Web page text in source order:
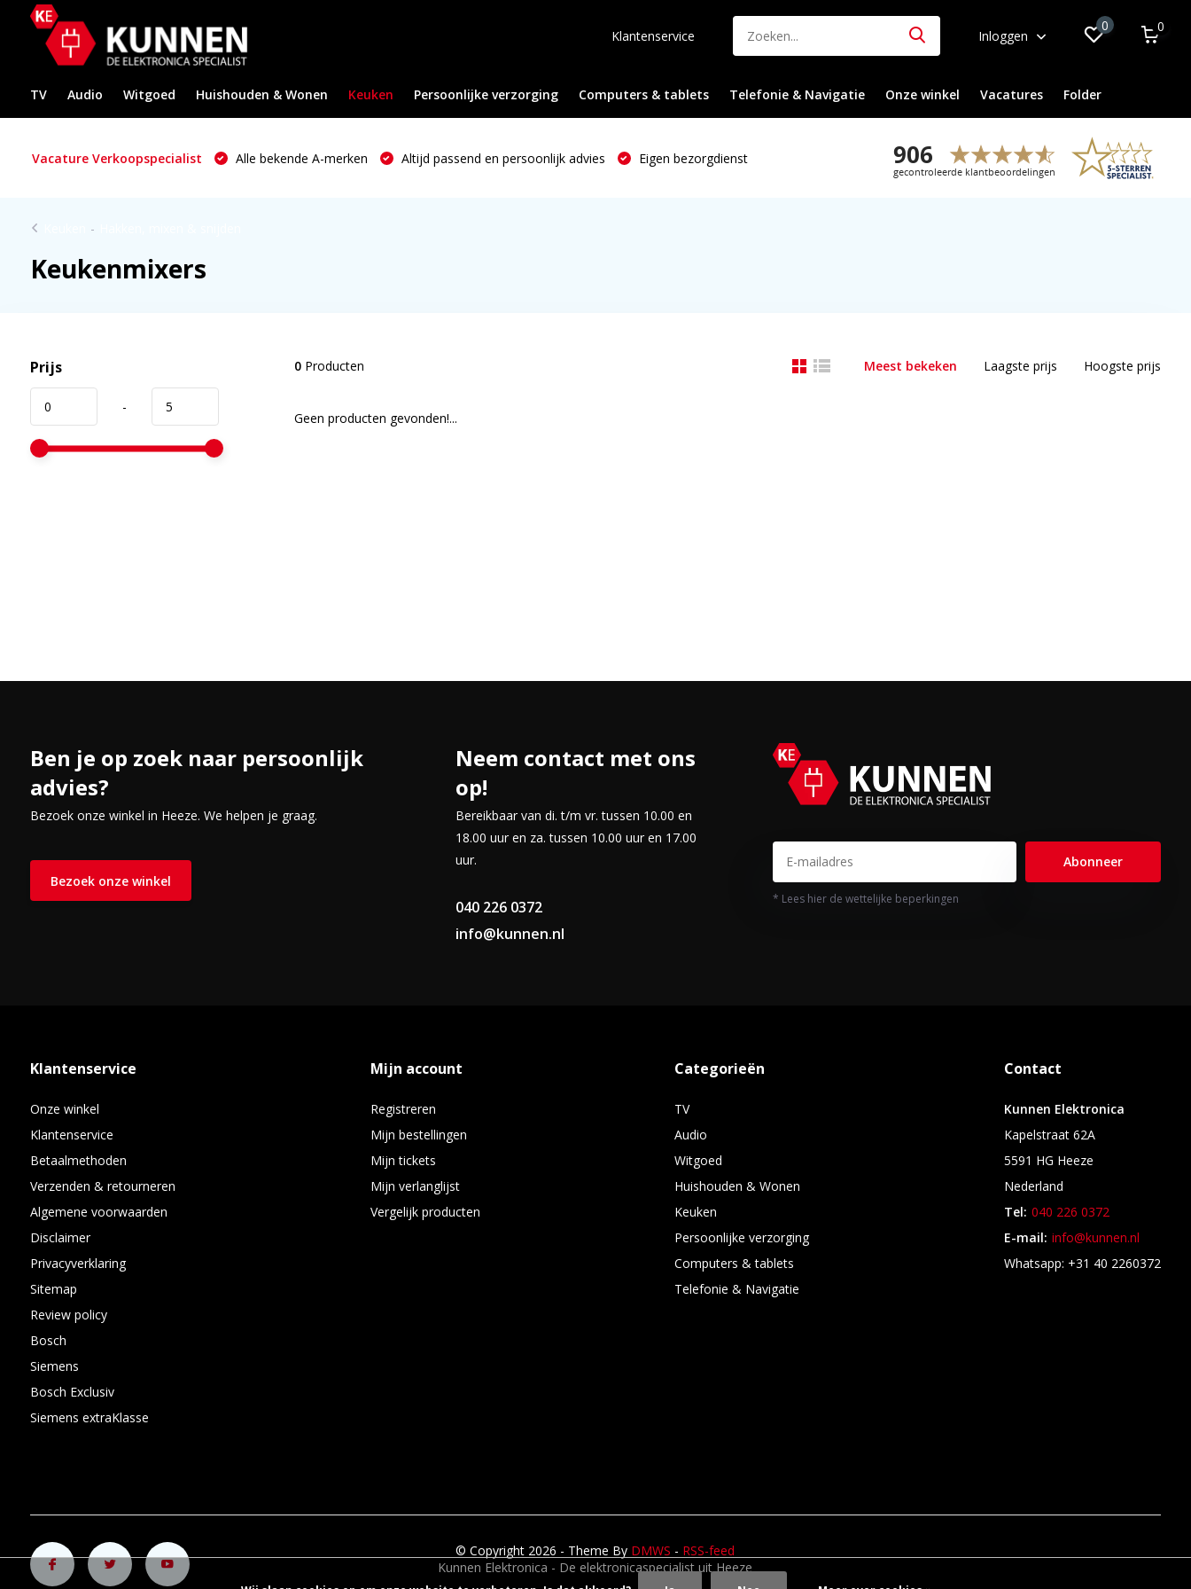
Klantenservice Inloggen
0 0
TV Audio Witgoed Huishouden & Wonen Keuken Persoonlijke verzorging Computers & tablets Telefonie & Navigatie Onze winkel Vacatures Folder
Vacature Verkoopspecialist Alle bekende A-merken Altijd passend en persoonlijk advies Eigen bezorgdienst
-
Keukenmixers
Prijs
-
0Producten Meest bekeken Laagste prijs Hoogste prijs
Geen producten gevonden!...
Ben je op zoek naar persoonlijk
advies?
Bezoek onze winkel in Heeze. We helpen je graag.
Bezoek onze winkel
Neem contact met ons
op!
Bereikbaar van di. t/m vr. tussen 10.00 en
18.00 uur en za. tussen 10.00 uur en 17.00
uur.
040 226 0372
info@kunnen.nl
Abonneer
* Lees hier de wettelijke beperkingen
Klantenservice
Onze winkel
Klantenservice
Betaalmethoden
Verzenden & retourneren
Algemene voorwaarden
Disclaimer
Privacyverklaring
Sitemap
Review policy
Bosch
Siemens
Bosch Exclusiv
Siemens extraKlasse
Mijn account
Registreren
Mijn bestellingen
Mijn tickets
Mijn verlanglijst
Vergelijk producten
Categorieën
TV
Audio
Witgoed
Huishouden & Wonen
Keuken
Persoonlijke verzorging
Computers & tablets
Telefonie & Navigatie
Contact
Kunnen Elektronica
Kapelstraat 62A
5591 HG Heeze
Nederland
Tel: 040 226 0372
E-mail: info@kunnen.nl
Whatsapp: +31 40 2260372
© Copyright 2026 - Theme By DMWS - RSS-feed
Kunnen Elektronica - De elektronicaspecialist uit Heeze